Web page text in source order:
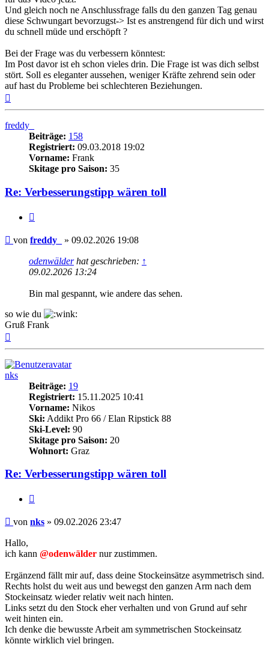
Und gleich noch ne Anschlussfrage falls du den ganzen Tag genau
diese Schwungart bevorzugst-> Ist es anstrengend für dich und wirst
du schnell müde und erschöpft ?
Bei der Frage was du verbessern könntest:
Im Post davor ist eh schon vieles drin. Die Frage ist was dich selbst
stört. Soll es eleganter aussehen, weniger Kräfte zehrend sein oder
auf hast du Probleme bei schlechteren Beziehungen.
freddy_
Beiträge: 158
Registriert: 09.03.2018 19:02
Vorname: Frank
Skitage pro Saison: 35
Re: Verbesserungstipp wären toll
Beitrag
von freddy_ » 09.02.2026 19:08
odenwälderhat geschrieben: ↑
09.02.2026 13:24
Bin mal gespannt, wie andere das sehen.
so wie du
Gruß Frank
nks
Beiträge: 19
Registriert: 15.11.2025 10:41
Vorname: Nikos
Ski: Addikt Pro 66 / Elan Ripstick 88
Ski-Level: 90
Skitage pro Saison: 20
Wohnort: Graz
Re: Verbesserungstipp wären toll
Beitrag
von nks » 09.02.2026 23:47
Hallo,
ich kann @odenwälder nur zustimmen.
Ergänzend fällt mir auf, dass deine Stockeinsätze asymmetrisch sind.
Rechts holst du weit aus und bewegst den ganzen Arm nach dem
Stockeinsatz wieder relativ weit nach hinten.
Links setzt du den Stock eher verhalten und von Grund auf sehr
weit hinten ein.
Ich denke die bewusste Arbeit am symmetrischen Stockeinsatz
könnte wirklich viel bringen.